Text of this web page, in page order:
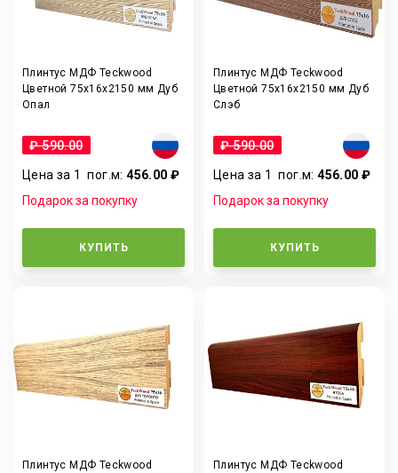
Плинтус МДФ Teckwood
Цветной 75x16x2150 мм Дуб
Опал
₽ 590.00
Цена за 1пог.м:456.00 ₽
Подарок за покупку
КУПИТЬ
Плинтус МДФ Teckwood
Цветной 75x16x2150 мм Дуб
Слэб
₽ 590.00
Цена за 1пог.м:456.00 ₽
Подарок за покупку
КУПИТЬ
Плинтус МДФ Teckwood
Плинтус МДФ Teckwood